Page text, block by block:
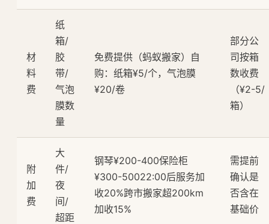
材
料
费
纸
箱/
胶
带/
气泡
膜数
量
免费提供（蚂蚁搬家）自
购：纸箱¥5/个，气泡膜
¥20/卷
部分公
司按箱
数收费
（¥2-5/
箱）
附
加
费
大
件/
夜
间/
超距
钢琴¥200-400保险柜
¥300-50022:00后服务加
收20%跨市搬家超200km
加收15%
需提前
确认是
否含在
基础价